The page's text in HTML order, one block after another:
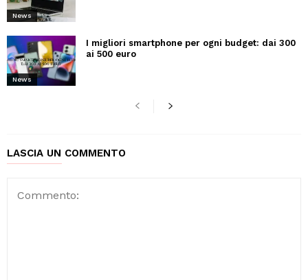
News
News
I migliori smartphone per ogni budget: dai 300
ai 500 euro
LASCIA UN COMMENTO